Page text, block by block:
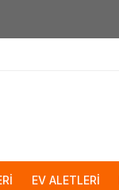
EV ALETLERİ